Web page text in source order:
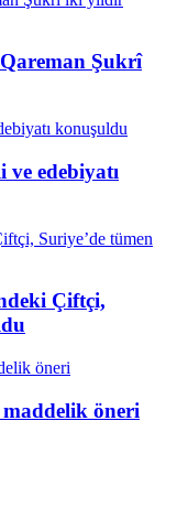
Şukrî
edebiyatı
Çiftçi,
maddelik öneri